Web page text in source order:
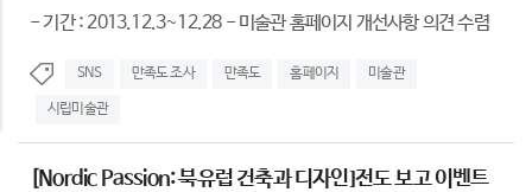
- 기간 : 2013.12.3~12.28 - 미술관 홈페이지 개선사항 의견 수렴
SNS 만족도 조사 만족도 홈페이지 미술관
시립미술관
[Nordic Passion: 북유럽 건축과 디자인]전도 보고 이벤트